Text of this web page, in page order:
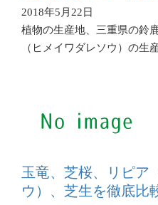
2018年5月22日
植物の生産地、三重県の鈴
（ヒメイワダレソウ）の
玉竜、芝桜、リピア
ウ）、芝生を徹底比